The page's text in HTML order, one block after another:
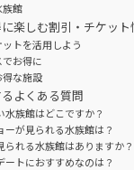
族館
楽しむ割引・チケット
トを活用しよう
お得に
な施設
よくある質問
水族館はどこですか？
ーが見られる水族館は？
られる水族館はありますか？
ートにおすすめなのは？